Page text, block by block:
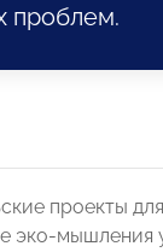
проблем.
проекты
эко-мышления